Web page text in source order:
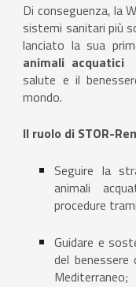
Di conseguenza, la
sistemi sanitari più
lanciato la sua
animali acquatici
salute e il
mondo.
Il ruolo di STOR-
Seguire la
animali
procedure
Guidare e
del benessere
Mediterraneo;